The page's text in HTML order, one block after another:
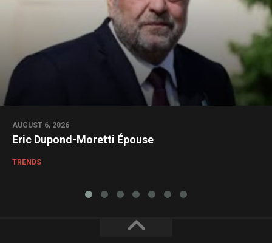
AUGUST 6, 2026
Eric Dupond-Moretti Épouse
TRENDS